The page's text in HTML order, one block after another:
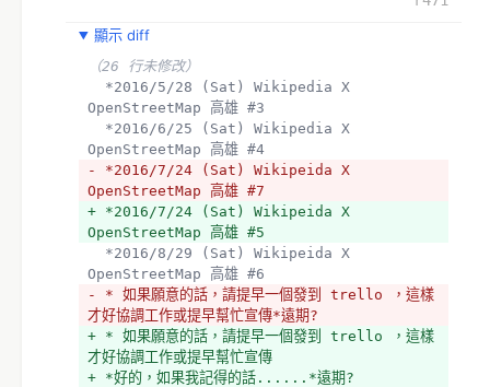
顯示 diff
（26 行未修改）
OpenStreetMap 高雄 #3
OpenStreetMap 高雄 #4
- *2016/7/24 (Sat) Wikipeida X
OpenStreetMap 高雄 #7
+ *2016/7/24 (Sat) Wikipeida X
OpenStreetMap 高雄 #5
OpenStreetMap 高雄 #6
- * 如果願意的話，請提早一個發到 trello ，這樣
才好協調工作或提早幫忙宣傳*遠期?
+ * 如果願意的話，請提早一個發到 trello ，這樣
才好協調工作或提早幫忙宣傳
+ *好的，如果我記得的話......*遠期?